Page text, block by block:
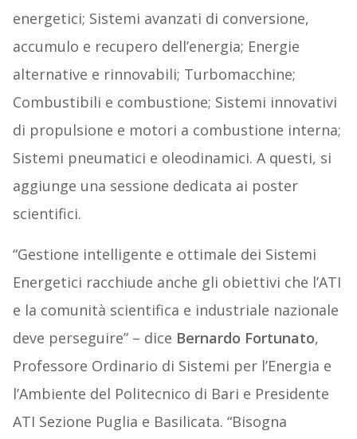
energetici; Sistemi avanzati di conversione,
accumulo e recupero dell’energia; Energie
alternative e rinnovabili; Turbomacchine;
Combustibili e combustione; Sistemi innovativi
di propulsione e motori a combustione interna;
Sistemi pneumatici e oleodinamici. A questi, si
aggiunge una sessione dedicata ai poster
scientifici.
“Gestione intelligente e ottimale dei Sistemi
Energetici racchiude anche gli obiettivi che l’ATI
e la comunità scientifica e industriale nazionale
deve perseguire” – dice Bernardo Fortunato,
Professore Ordinario di Sistemi per l’Energia e
l’Ambiente del Politecnico di Bari e Presidente
ATI Sezione Puglia e Basilicata. “Bisogna